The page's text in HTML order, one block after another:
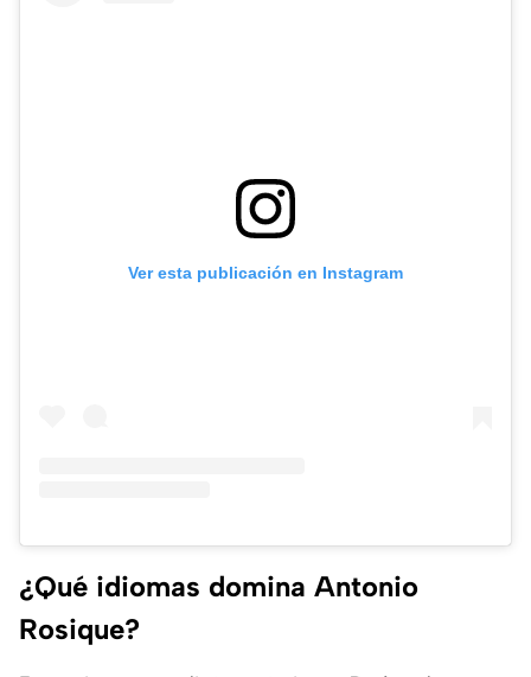
Ver esta publicación en Instagram
¿Qué idiomas domina Antonio
Rosique?